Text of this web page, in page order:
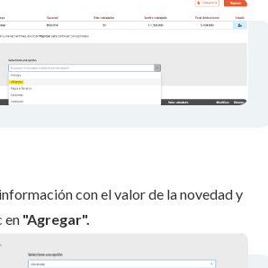
con el valor de la novedad y
en "Agregar".